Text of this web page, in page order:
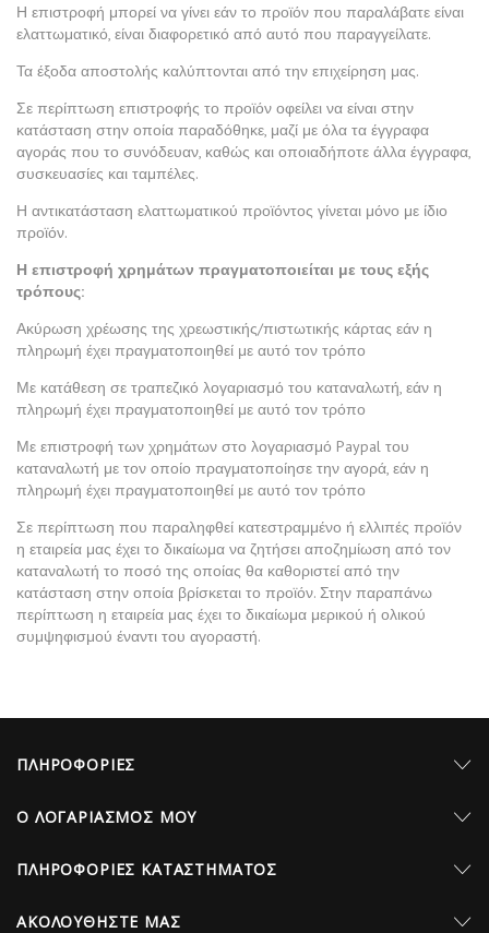
Η επιστροφή μπορεί να γίνει εάν το προϊόν που παραλάβατε είναι
ελαττωματικό, είναι διαφορετικό από αυτό που παραγγείλατε.
Τα έξοδα αποστολής καλύπτονται από την επιχείρηση μας.
Σε περίπτωση επιστροφής το προϊόν οφείλει να είναι στην
κατάσταση στην οποία παραδόθηκε, μαζί με όλα τα έγγραφα
αγοράς που το συνόδευαν, καθώς και οποιαδήποτε άλλα έγγραφα,
συσκευασίες και ταμπέλες.
Η αντικατάσταση ελαττωματικού προϊόντος γίνεται μόνο με ίδιο
προϊόν.
Η επιστροφή χρημάτων πραγματοποιείται με τους εξής
τρόπους:
Ακύρωση χρέωσης της χρεωστικής/πιστωτικής κάρτας εάν η
πληρωμή έχει πραγματοποιηθεί με αυτό τον τρόπο
Με κατάθεση σε τραπεζικό λογαριασμό του καταναλωτή, εάν η
πληρωμή έχει πραγματοποιηθεί με αυτό τον τρόπο
Με επιστροφή των χρημάτων στο λογαριασμό Paypal του
καταναλωτή με τον οποίο πραγματοποίησε την αγορά, εάν η
πληρωμή έχει πραγματοποιηθεί με αυτό τον τρόπο
Σε περίπτωση που παραληφθεί κατεστραμμένο ή ελλιπές προϊόν
η εταιρεία μας έχει το δικαίωμα να ζητήσει αποζημίωση από τον
καταναλωτή το ποσό της οποίας θα καθοριστεί από την
κατάσταση στην οποία βρίσκεται το προϊόν. Στην παραπάνω
περίπτωση η εταιρεία μας έχει το δικαίωμα μερικού ή ολικού
συμψηφισμού έναντι του αγοραστή.
ΠΛΗΡΟΦΟΡΊΕΣ
Ο ΛΟΓΑΡΙΑΣΜΌΣ ΜΟΥ
ΠΛΗΡΟΦΟΡΊΕΣ ΚΑΤΑΣΤΉΜΑΤΟΣ
AΚΟΛΟΥΘΉΣΤΕ ΜΑΣ